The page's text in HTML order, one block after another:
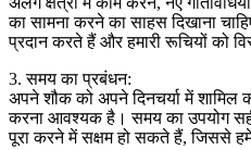
का सामना करने का साहस दिखाना
प्रदान करते हैं और हमारी रूचियों को
3. समय का प्रबंधन:
अपने शौक को अपने दिनचर्या में
करना आवश्यक है। समय का उपयोग
पूरा करने में सक्षम हो सकते हैं, जिससे